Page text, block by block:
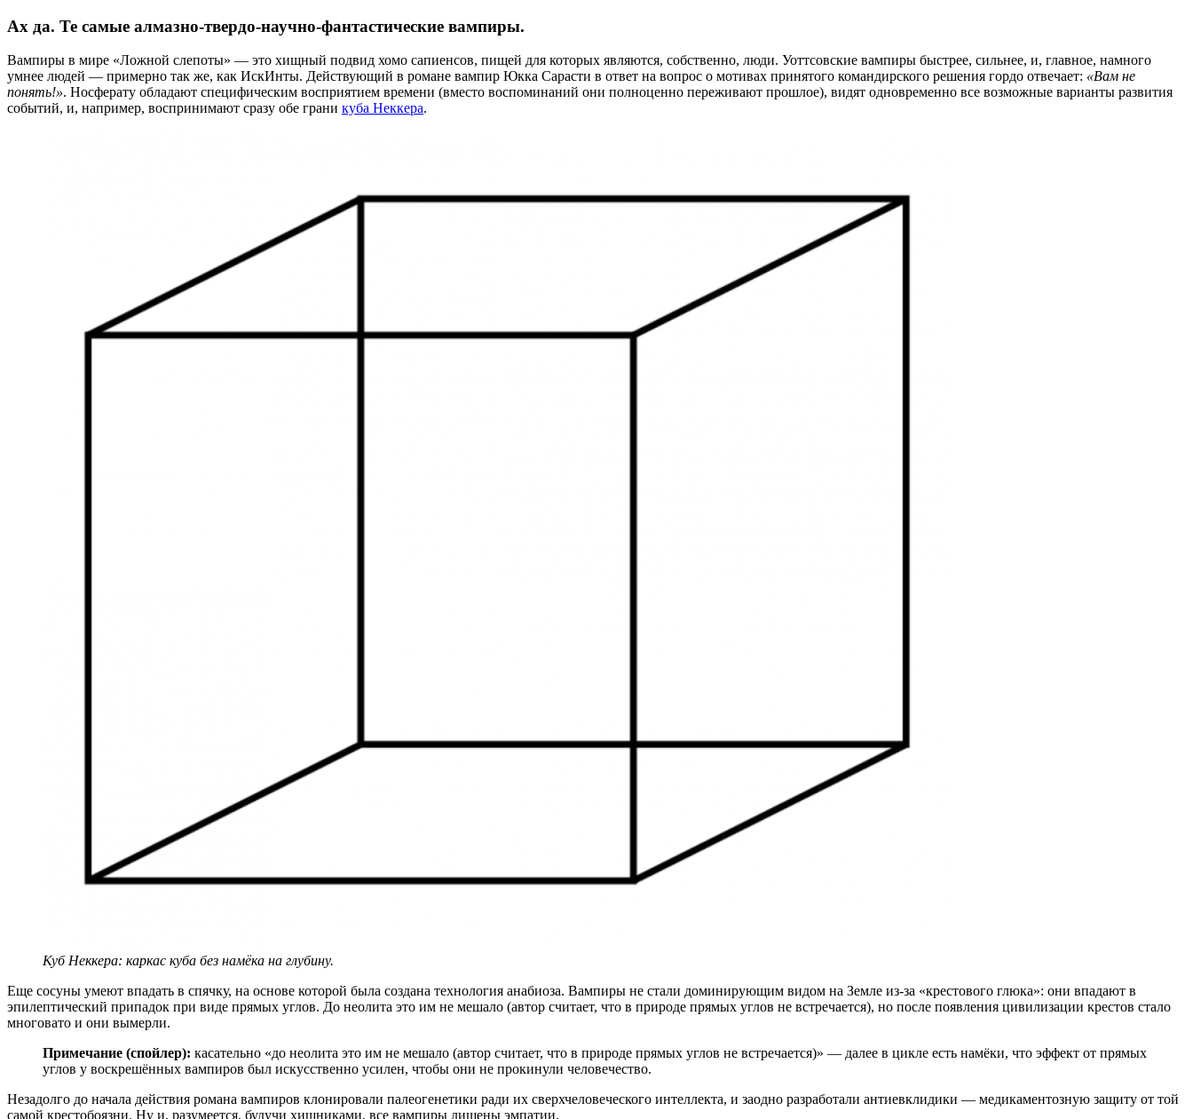
Ах да. Те самые алмазно-твердо-научно-фантастические вампиры.
Вампиры в мире «Ложной слепоты» — это хищный подвид хомо сапиенсов, пищей для которых являются, собственно, люди. Уоттсовские вампиры быстрее, сильнее, и, главное, намного
умнее людей — примерно так же, как ИскИнты. Действующий в романе вампир Юкка Сарасти в ответ на вопрос о мотивах принятого командирского решения гордо отвечает: «Вам не
понять!». Носферату обладают специфическим восприятием времени (вместо воспоминаний они полноценно переживают прошлое), видят одновременно все возможные варианты развития
событий, и, например, воспринимают сразу обе грани куба Неккера.
Куб Неккера: каркас куба без намёка на глубину.
Еще сосуны умеют впадать в спячку, на основе которой была создана технология анабиоза. Вампиры не стали доминирующим видом на Земле из-за «крестового глюка»: они впадают в
эпилептический припадок при виде прямых углов. До неолита это им не мешало (автор считает, что в природе прямых углов не встречается), но после появления цивилизации крестов стало
многовато и они вымерли.
Примечание (спойлер): касательно «до неолита это им не мешало (автор считает, что в природе прямых углов не встречается)» — далее в цикле есть намёки, что эффект от прямых
углов у воскрешённых вампиров был искусственно усилен, чтобы они не прокинули человечество.
Незадолго до начала действия романа вампиров клонировали палеогенетики ради их сверхчеловеческого интеллекта, и заодно разработали антиевклидики — медикаментозную защиту от той
самой крестобоязни. Ну и, разумеется, будучи хищниками, все вампиры лишены эмпатии.